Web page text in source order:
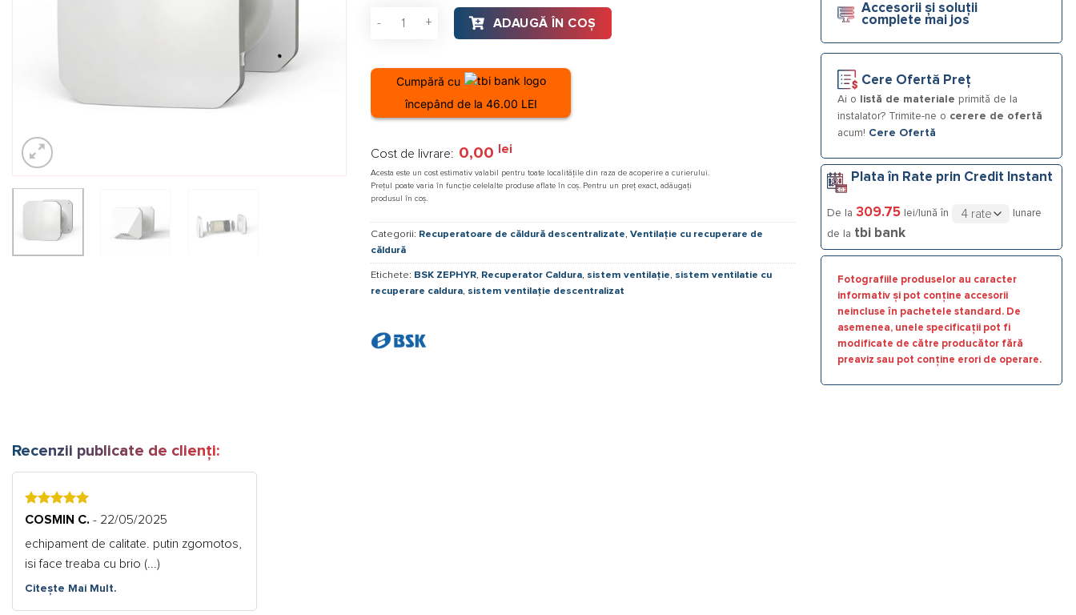
singure
evaluări
Cantitate Sistem de ventilație descentralizat BSK ZEPHYR cu recuperare de căldură
ADAUGĂ ÎN COȘ
Cumpără cu
începând de la 46.00 LEI
Cost de livrare: 0,00 lei
Acesta este un cost estimativ valabil pentru toate localitățile din raza de acoperire a curierului.
Prețul poate varia în funcție celelalte produse aflate în coș. Pentru un preț exact, adăugați
produsul în coș.
Categorii: Recuperatoare de căldură descentralizate, Ventilație cu recuperare de
căldură
Etichete: BSK ZEPHYR, Recuperator Caldura, sistem ventilație, sistem ventilatie cu
recuperare caldura, sistem ventilație descentralizat
Accesorii și soluții
complete mai jos
Cere Ofertă Preț
Ai o listă de materiale primită de la
instalator? Trimite-ne o cerere de ofertă
acum! Cere Ofertă
Plata în Rate prin Credit Instant
De la 309.75 lei/lună în
lunare
de la tbi bank
Fotografiile produselor au caracter
informativ și pot conține accesorii
neincluse în pachetele standard. De
asemenea, unele specificații pot fi
modificate de către producător fără
preaviz sau pot conține erori de operare.
Recenzii publicate de clienți:
5
COSMIN C. - 22/05/2025
echipament de calitate. putin zgomotos,
isi face treaba cu brio (...)
Citește Mai Mult.